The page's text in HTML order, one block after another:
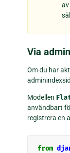
Via
Om du har
Modellen
användbart
registrera en
from